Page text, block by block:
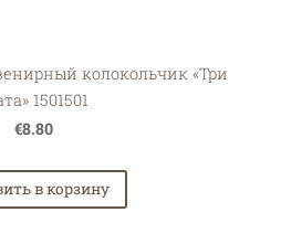
колокольчик «Три
1501501
€8.80
в корзину